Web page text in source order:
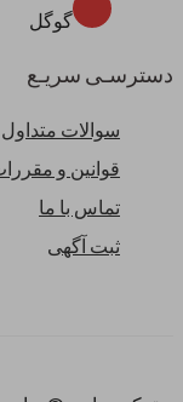
گوگل
دسترسـی سریـع
سوالات متداول
قوانین و
تماس با ما
ثبت آگهی